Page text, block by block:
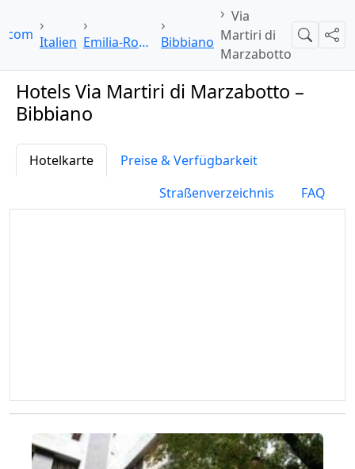
Italien Emilia-Romagna Bibbiano
Via
Martiri di
Marzabotto
Suche
Hotels Via Martiri di Marzabotto –
Bibbiano
Hotelkarte
Preise & Verfügbarkeit
Straßenverzeichnis
FAQ